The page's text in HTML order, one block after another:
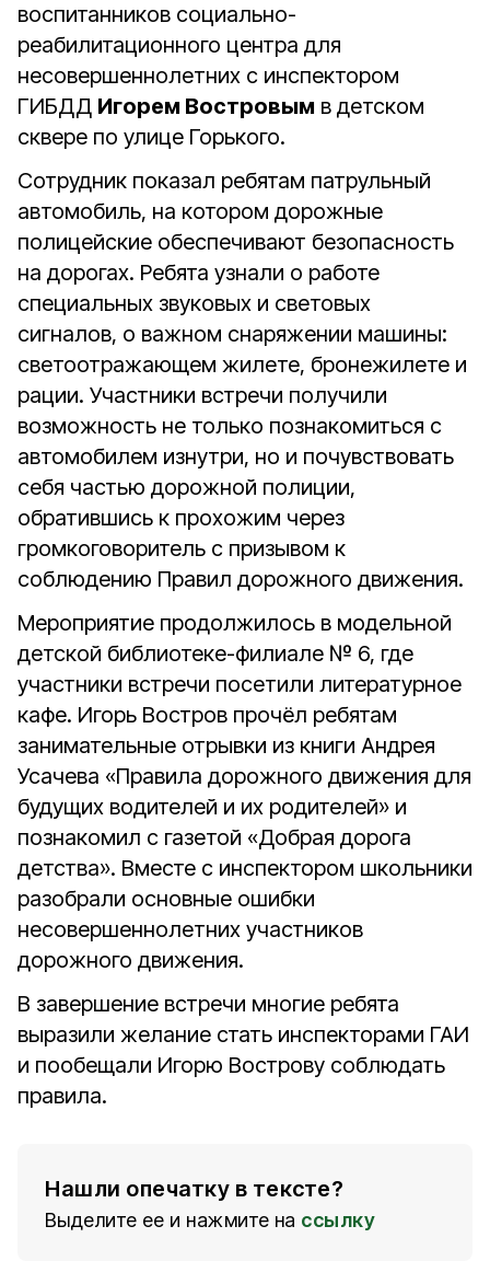
воспитанников социально-
реабилитационного центра для
несовершеннолетних с инспектором
ГИБДД Игорем Востровым в детском
сквере по улице Горького.
Сотрудник показал ребятам патрульный
автомобиль, на котором дорожные
полицейские обеспечивают безопасность
на дорогах. Ребята узнали о работе
специальных звуковых и световых
сигналов, о важном снаряжении машины:
светоотражающем жилете, бронежилете и
рации. Участники встречи получили
возможность не только познакомиться с
автомобилем изнутри, но и почувствовать
себя частью дорожной полиции,
обратившись к прохожим через
громкоговоритель с призывом к
соблюдению Правил дорожного движения.
Мероприятие продолжилось в модельной
детской библиотеке-филиале № 6, где
участники встречи посетили литературное
кафе. Игорь Востров прочёл ребятам
занимательные отрывки из книги Андрея
Усачева «Правила дорожного движения для
будущих водителей и их родителей» и
познакомил с газетой «Добрая дорога
детства». Вместе с инспектором школьники
разобрали основные ошибки
несовершеннолетних участников
дорожного движения.
В завершение встречи многие ребята
выразили желание стать инспекторами ГАИ
и пообещали Игорю Вострову соблюдать
правила.
Нашли опечатку в тексте?
Выделите ее и нажмите на ссылку